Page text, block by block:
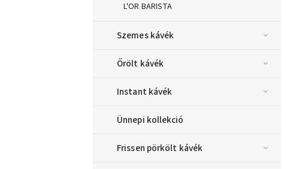
L'OR BARISTA
Szemes kávék
Őrölt kávék
Instant kávék
Ünnepi kollekció
Frissen pörkölt kávék